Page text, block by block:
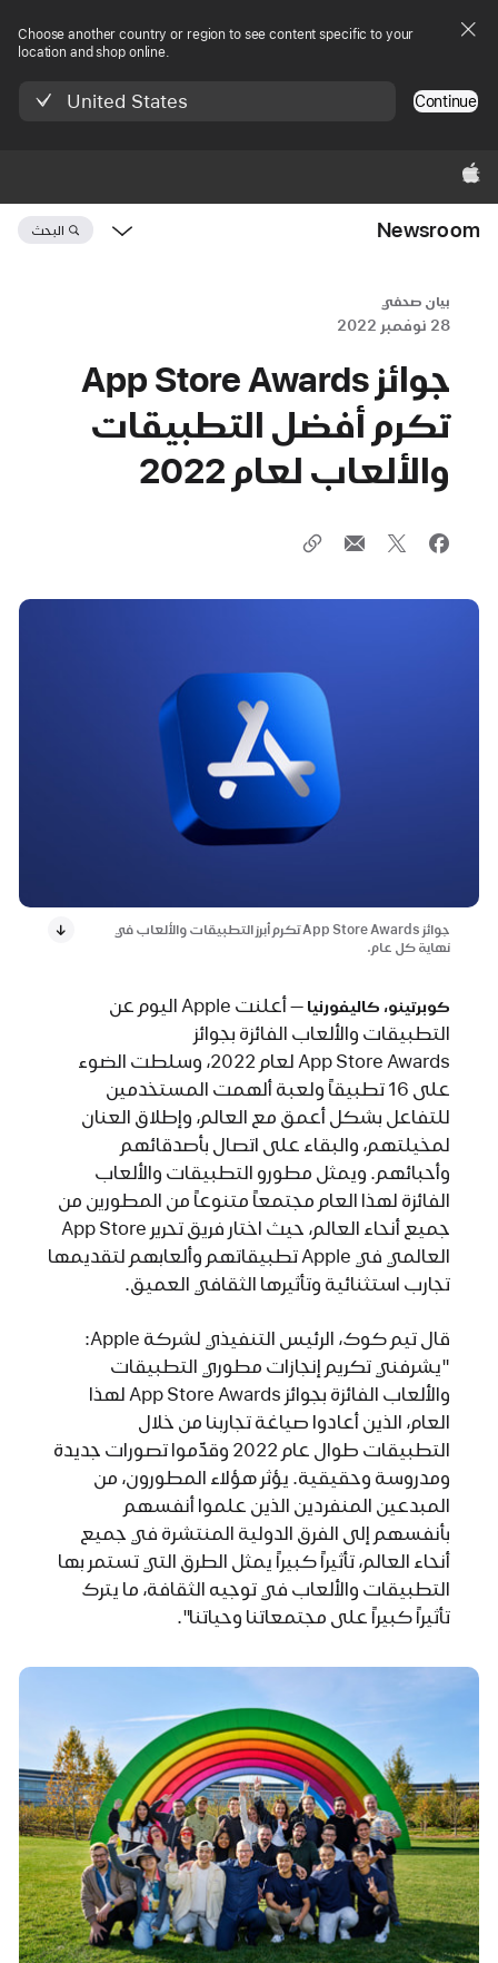
Choose another country or region to see content specific to your
location and shop online.
United States Continue
Apple‏
Newsroom البحث
بيان صحفي
28 نوفمبر 2022
جوائز App Store Awards
تكرم أفضل التطبيقات
والألعاب لعام 2022
جوائز App Store Awards تكرم أبرز التطبيقات والألعاب في
نهاية كل عام.
كوبرتينو، كاليفورنيا
أعلنت Apple اليوم عن
التطبيقات والألعاب الفائزة بجوائز
App Store Awards لعام 2022، وسلطت الضوء
على 16 تطبيقاً ولعبة ألهمت المستخدمين
للتفاعل بشكل أعمق مع العالم، وإطلاق العنان
لمخيلتهم، والبقاء على اتصال بأصدقائهم
وأحبائهم. ويمثل مطورو التطبيقات والألعاب
الفائزة لهذا العام مجتمعاً متنوعاً من المطورين من
جميع أنحاء العالم، حيث اختار فريق تحرير App Store
العالمي في Apple تطبيقاتهم وألعابهم لتقديمها
تجارب استثنائية وتأثيرها الثقافي العميق.
قال تيم كوك، الرئيس التنفيذي لشركة Apple:
"يشرفني تكريم إنجازات مطوري التطبيقات
والألعاب الفائزة بجوائز App Store Awards لهذا
العام، الذين أعادوا صياغة تجاربنا من خلال
التطبيقات طوال عام 2022 وقدّموا تصورات جديدة
ومدروسة وحقيقية. يؤثر هؤلاء المطورون، من
المبدعين المنفردين الذين علموا أنفسهم
بأنفسهم إلى الفرق الدولية المنتشرة في جميع
أنحاء العالم، تأثيراً كبيراً يمثل الطرق التي تستمر بها
التطبيقات والألعاب في توجيه الثقافة، ما يترك
تأثيراً كبيراً على مجتمعاتنا وحياتنا".